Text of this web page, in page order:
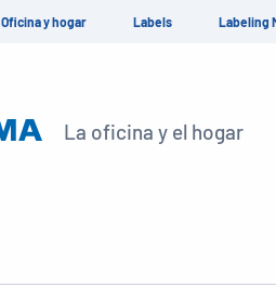
Oficina y hogar Labels Labeling
La oficina y el hogar